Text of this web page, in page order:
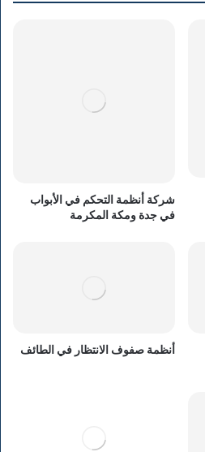
شركة أنظمة التحكم في الأبواب
في جدة ومكة المكرمة
أنظمة صفوف الانتظار في الطائف